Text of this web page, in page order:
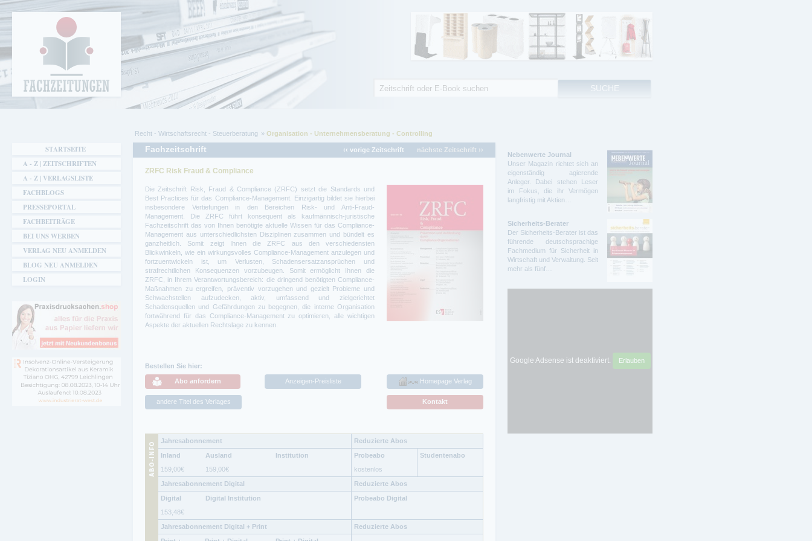
Fachzeitungen.de - Das unabhängige Portal
für Fachmagazine Fachpublikationen &
eBooks
Sie sind hier
Recht - Wirtschaftsrecht - Steuerberatung Organisation - Unternehmensberatung - Controlling
Fachzeitschrift ‹‹ vorige Zeitschrift nächste Zeitschrift ››
ZRFC Risk Fraud & Compliance
Die Zeitschrift Risk, Fraud & Compliance (ZRFC) setzt die Standards und
Best Practices für das Compliance-Management. Einzigartig bildet sie hierbei
insbesondere Vertiefungen in den Bereichen Risk- und Anti-Fraud-
Management. Die ZRFC führt konsequent als kaufmännisch-juristische
Fachzeitschrift das von Ihnen benötigte aktuelle Wissen für das Compliance-
Management aus unterschiedlichsten Disziplinen zusammen und bündelt es
ganzheitlich. Somit zeigt Ihnen die ZRFC aus den verschiedensten
Blickwinkeln, wie ein wirkungsvolles Compliance-Management anzulegen und
fortzuentwickeln ist, um Verlusten, Schadensersatzansprüchen und
strafrechtlichen Konsequenzen vorzubeugen. Somit ermöglicht Ihnen die
ZRFC, in Ihrem Verantwortungsbereich: die dringend benötigten Compliance-
Maßnahmen zu ergreifen, präventiv vorzugehen und gezielt Probleme und
Schwachstellen aufzudecken, aktiv, umfassend und zielgerichtet
Schadensquellen und Gefährdungen zu begegnen, die interne Organisation
fortwährend für das Compliance-Management zu optimieren, alle wichtigen
Aspekte der aktuellen Rechtslage zu kennen.
Bestellen Sie hier:
Abo anfordern Homepage Verlag
Anzeigen-Preisliste
andere Titel des Verlages Kontakt
Jahresabonnement
Reduzierte Abos
Inland
Ausland Institution Probeabo
Studentenabo
159,00€ 159,00€
kostenlos
Jahresabonnement Digital
Reduzierte Abos
Digital
Digital Institution
Probeabo Digital
153,48€
Jahresabonnement Digital + Print
Reduzierte Abos
STARTSEITE
A - Z | ZEITSCHRIFTEN
A - Z | VERLAGSLISTE
FACHBLOGS
PRESSEPORTAL
FACHBEITRÄGE
BEI UNS WERBEN
VERLAG NEU ANMELDEN
BLOG NEU ANMELDEN
LOGIN
Nebenwerte Journal
Unser Magazin richtet sich an
eigenständig agierende
Anleger. Dabei stehen Leser
im Fokus, die ihr Vermögen
langfristig mit Aktien…
Sicherheits-Berater
Der Sicherheits-Berater ist das
führende deutschsprachige
Fachmedium für Sicherheit in
Wirtschaft und Verwaltung. Seit
mehr als fünf…
Google Adsense ist deaktiviert. Erlauben